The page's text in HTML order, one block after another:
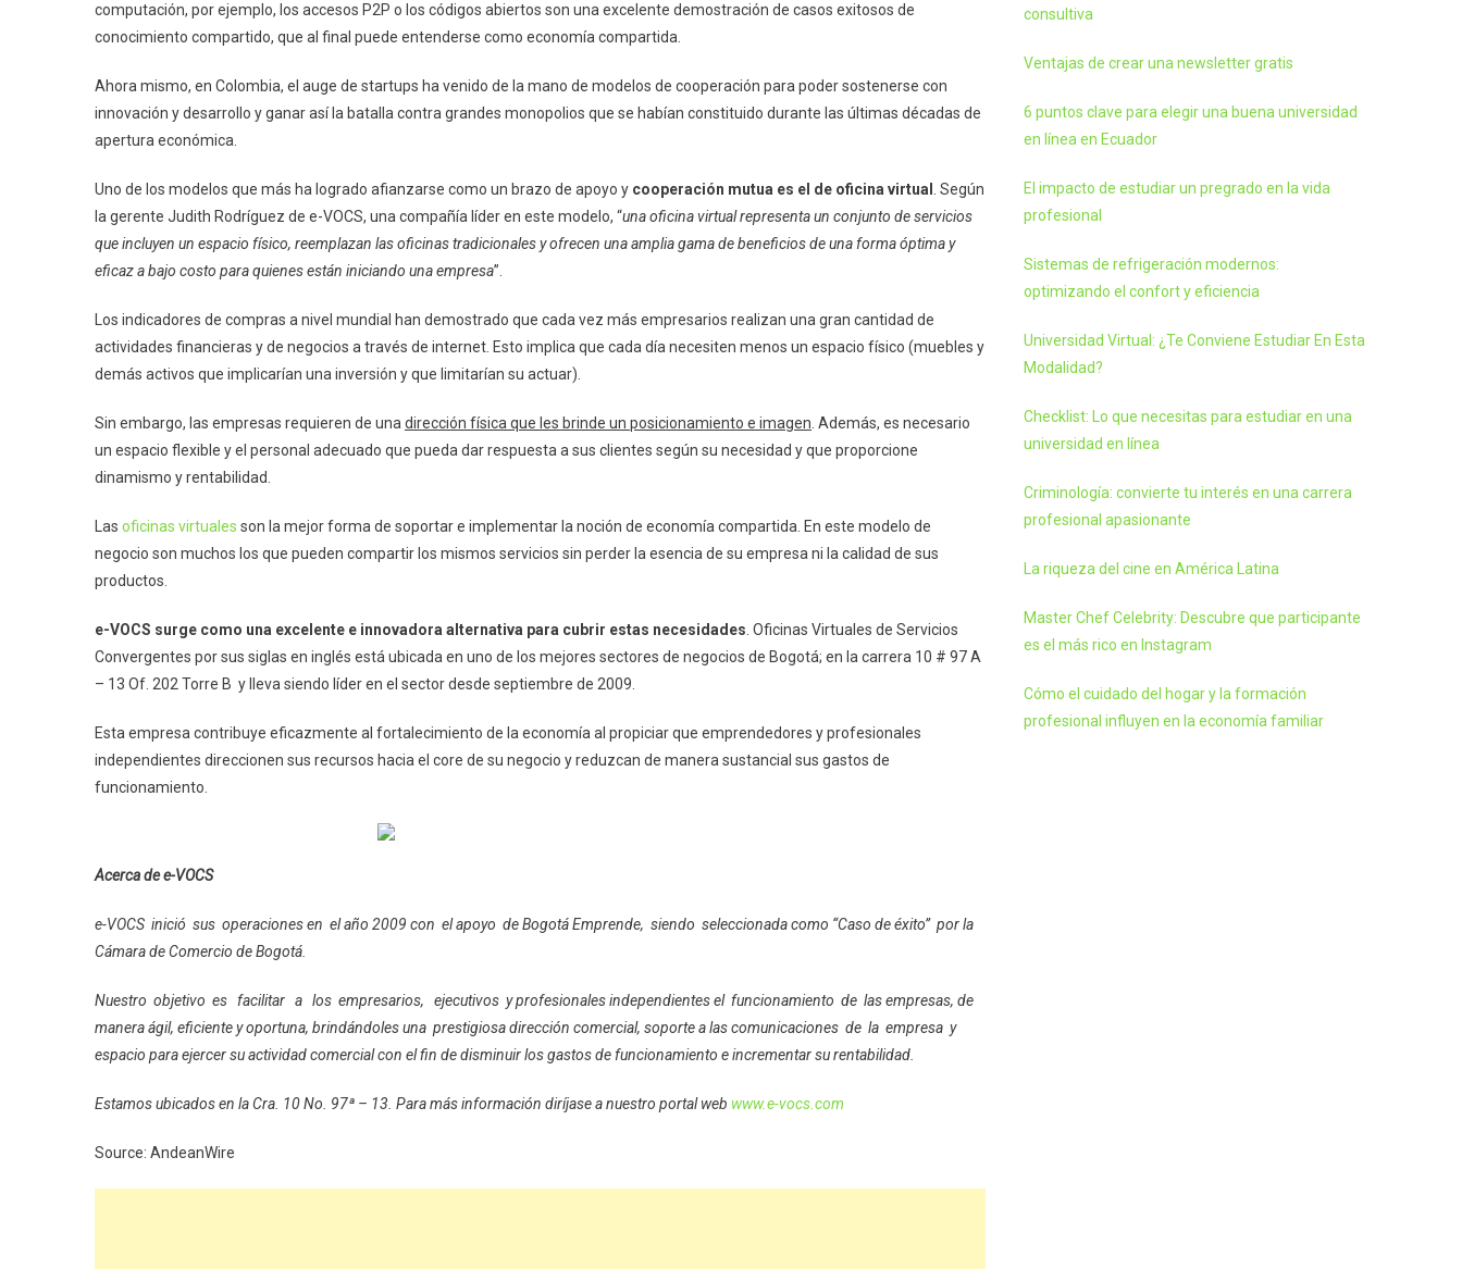
computación, por ejemplo, los accesos P2P o los códigos abiertos son una excelente demostración de casos exitosos de
conocimiento compartido, que al final puede entenderse como economía compartida.
Ahora mismo, en Colombia, el auge de startups ha venido de la mano de modelos de cooperación para poder sostenerse con
innovación y desarrollo y ganar así la batalla contra grandes monopolios que se habían constituido durante las últimas décadas de
apertura económica.
Uno de los modelos que más ha logrado afianzarse como un brazo de apoyo y cooperación mutua es el de oficina virtual
. Según
la gerente Judith Rodríguez de e-VOCS, una compañía líder en este modelo, “una oficina virtual representa un conjunto de servicios
que incluyen un espacio físico, reemplazan las oficinas tradicionales y ofrecen una amplia gama de beneficios de una forma óptima y
eficaz a bajo costo para quienes están iniciando una empresa”.
Los indicadores de compras a nivel mundial han demostrado que cada vez más empresarios realizan una gran cantidad de
actividades financieras y de negocios a través de internet. Esto implica que cada día necesiten menos un espacio físico (muebles y
demás activos que implicarían una inversión y que limitarían su actuar).
Sin embargo, las empresas requieren de una dirección física que les brinde un posicionamiento e imagen . Además, es necesario
un espacio flexible y el personal adecuado que pueda dar respuesta a sus clientes según su necesidad y que proporcione
dinamismo y rentabilidad.
Las oficinas virtuales son la mejor forma de soportar e implementar la noción de economía compartida. En este modelo de
negocio son muchos los que pueden compartir los mismos servicios sin perder la esencia de su empresa ni la calidad de sus
productos.
e-VOCS surge como una excelente e innovadora alternativa para cubrir estas necesidades . Oficinas Virtuales de Servicios
Convergentes por sus siglas en inglés está ubicada en uno de los mejores sectores de negocios de Bogotá; en la carrera 10 # 97 A
– 13 Of. 202 Torre B y lleva siendo líder en el sector desde septiembre de 2009.
Esta empresa contribuye eficazmente al fortalecimiento de la economía al propiciar que emprendedores y profesionales
independientes direccionen sus recursos hacia el core de su negocio y reduzcan de manera sustancial sus gastos de
funcionamiento.
Acerca de e-VOCS
e-VOCS inició sus operaciones en el año 2009 con el apoyo de Bogotá Emprende, siendo seleccionada como “Caso de éxito” por la
Cámara de Comercio de Bogotá.
Nuestro objetivo es facilitar a los empresarios, ejecutivos y profesionales independientes el funcionamiento de las empresas, de
manera ágil, eficiente y oportuna, brindándoles una prestigiosa dirección comercial, soporte a las comunicaciones de la empresa y
espacio para ejercer su actividad comercial con el fin de disminuir los gastos de funcionamiento e incrementar su rentabilidad.
Estamos ubicados en la Cra. 10 No. 97ª – 13. Para más información diríjase a nuestro portal web www.e-vocs.com
Source: AndeanWire
consultiva
Ventajas de crear una newsletter gratis
6 puntos clave para elegir una buena universidad
en línea en Ecuador
El impacto de estudiar un pregrado en la vida
profesional
Sistemas de refrigeración modernos:
optimizando el confort y eficiencia
Universidad Virtual: ¿Te Conviene Estudiar En Esta
Modalidad?
Checklist: Lo que necesitas para estudiar en una
universidad en línea
Criminología: convierte tu interés en una carrera
profesional apasionante
La riqueza del cine en América Latina
Master Chef Celebrity: Descubre que participante
es el más rico en Instagram
Cómo el cuidado del hogar y la formación
profesional influyen en la economía familiar